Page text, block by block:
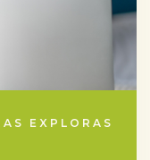
EXPLORAS